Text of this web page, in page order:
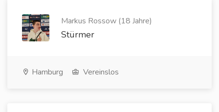
Markus Rossow (18 Jahre)
Stürmer
Hamburg Vereinslos